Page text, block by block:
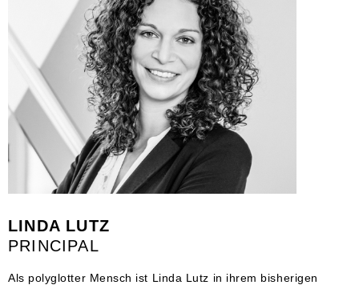
LINDA LUTZ
PRINCIPAL
Als polyglotter Mensch ist Linda Lutz in ihrem bisherigen